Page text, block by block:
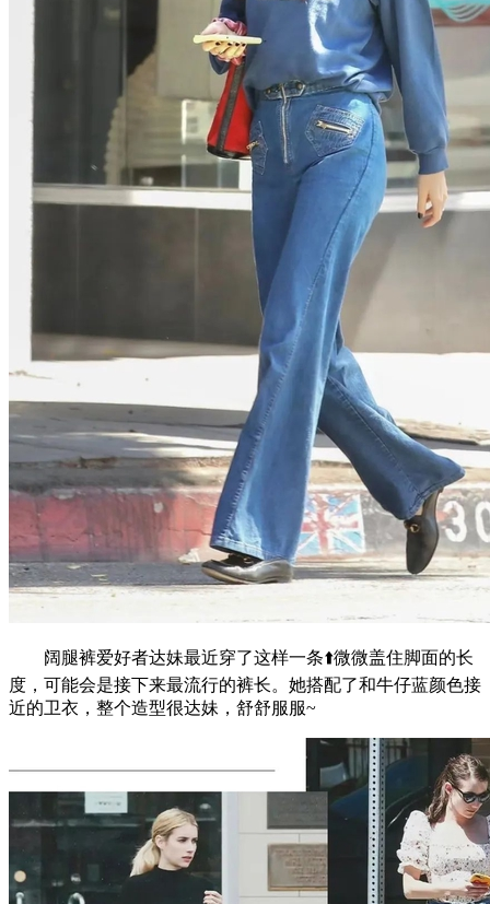
阔腿裤爱好者达妹最近穿了这样一条⬆️微微盖住脚面的长
度，可能会是接下来最流行的裤长。她搭配了和牛仔蓝颜色接
近的卫衣，整个造型很达妹，舒舒服服~